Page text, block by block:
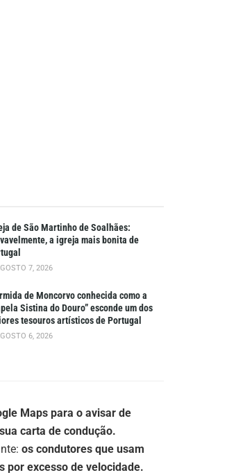
de São Martinho de Soalhães:
a igreja mais bonita de
7, 2026
de Moncorvo conhecida como a
Sistina do Douro” esconde um dos
tesouros artísticos de Portugal
6, 2026
Maps para o avisar de
carta de condução.
os condutores que usam
por excesso de velocidade.